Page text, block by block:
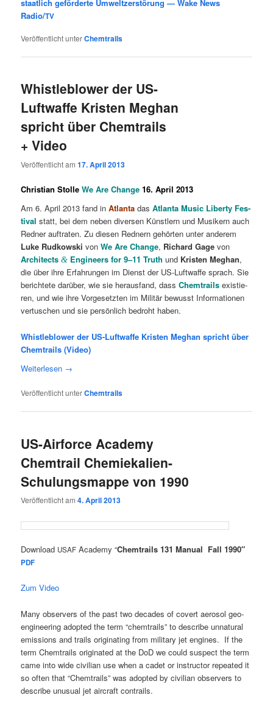
staatlich geförderte Umweltzerstörung — Wake News
Radio/TV
Veröffentlicht unterChemtrails
Whistleblower der US-
Luftwaffe Kristen Meghan
spricht über Chemtrails
+ Video
Veröffentlicht am17. April 2013
Christian Stolle We Are Change16.April 2013
Am 6. April 2013 fand inAtlan­tadas Atlan­ta Music Liber­ty Fes­
ti­val statt, bei dem neben diver­sen Künst­lern und Musi­kern auch
Red­ner auf­tra­ten. Zu die­sen Red­nern gehör­ten unter ande­rem
Luke Rud­kow­skivonWe Are Chan­ge, Richard Gage von
Archi­tects& Engi­neers for 9–11 Truth und Kris­ten Meg­han,
die über ihre Erfah­run­gen im Dienst der US-Luft­waf­fe sprach. Sie
berich­te­te dar­über, wie sie her­aus­fand, dassChem­trailsexis­tie­
ren, und wie ihre Vor­ge­setz­ten im Mili­tär bewusst Infor­ma­tio­nen
ver­tu­schen und sie per­sön­lich bedroht haben.
Whistleblower der US-Luftwaffe Kristen Meghan spricht über
Chemtrails (Video)
Wei­ter­le­sen →
Veröffentlicht unterChemtrails
US-Airforce Academy
Chemtrail Chemiekalien-
Schulungsmappe von 1990
Veröffentlicht am4. April 2013
Down­load USAF Aca­de­my “Chem­trails 131 Manu­al Fall 1990″
PDF
Zum Video
Many obser­vers of the past two deca­des of covert aero­sol geo­
en­gi­nee­ring adopted the term “chem­trails” to descri­be unna­tu­ral
emis­si­ons and trails ori­gi­na­ting from mili­ta­ry jet engi­nes. If the
term Chem­trails ori­gi­na­ted at the DoD we could suspect the term
came into wide civi­li­an use when a cadet or ins­truc­tor repea­ted it
so often that “Chem­trails” was adopted by civi­li­an obser­vers to
descri­be unu­su­al jet air­craft contrails.